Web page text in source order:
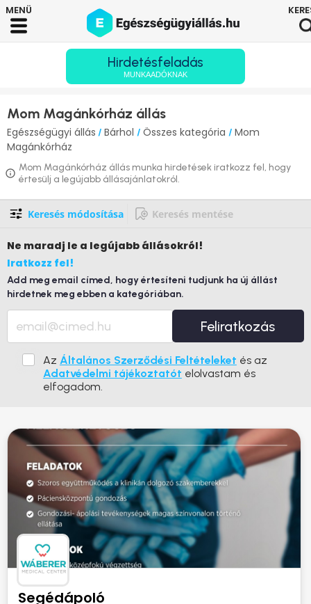
Hirdetésfeladás
MUNKAADÓKNAK
Mom Magánkórház állás
Egészségügyi állás / Bárhol / Összes kategória / Mom
Magánkórház
Mom Magánkórház állás munka hirdetések iratkozz fel, hogy
értesülj a legújabb állásajánlatokról.
Keresés módosítása Keresés mentése
Ne maradj le a legújabb állásokról!
Iratkozz fel!
Add meg email címed, hogy értesíteni tudjunk ha új állást
hirdetnek meg ebben a kategóriában.
Feliratkozás
Az Általános Szerződési Feltételeket és az
Adatvédelmi tájékoztatót elolvastam és
elfogadom.
Segédápoló